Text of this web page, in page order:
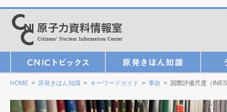
HOME > 原発きほん知識 > キーワードガイド > 事故 > 国際評価尺度（